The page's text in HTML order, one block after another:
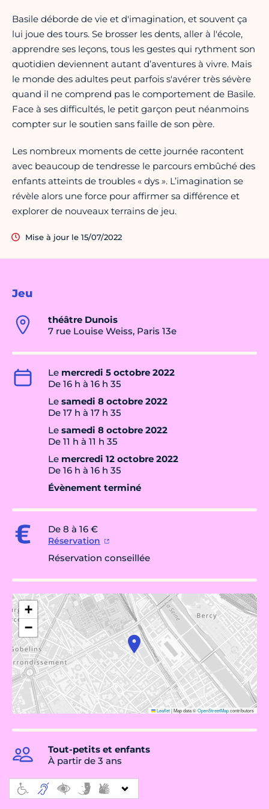
Jeu
théâtre Dunois
7 rue Louise Weiss, Paris 13e
Le mercredi 5 octobre 2022
De 16 h à 16 h 35
Le samedi 8 octobre 2022
De 17 h à 17 h 35
Le samedi 8 octobre 2022
De 11 h à 11 h 35
Le mercredi 12 octobre 2022
De 16 h à 16 h 35
Évènement terminé
De 8 à 16 €
Réservation
Réservation conseillée
+
−
Leaflet|Map data ©OpenStreetMapcontributors
Tout-petits et enfants
À partir de 3 ans
Basile déborde de vie et d'imagination, et souvent ça
lui joue des tours. Se brosser les dents, aller à l'école,
apprendre ses leçons, tous les gestes qui rythment son
quotidien deviennent autant d’aventures à vivre. Mais
le monde des adultes peut parfois s'avérer très sévère
quand il ne comprend pas le comportement de Basile.
Face à ses difficultés, le petit garçon peut néanmoins
compter sur le soutien sans faille de son père.
Les nombreux moments de cette journée racontent
avec beaucoup de tendresse le parcours embûché des
enfants atteints de troubles « dys ». L’imagination se
révèle alors une force pour affirmer sa différence et
explorer de nouveaux terrains de jeu.
Mise à jour le 15/07/2022